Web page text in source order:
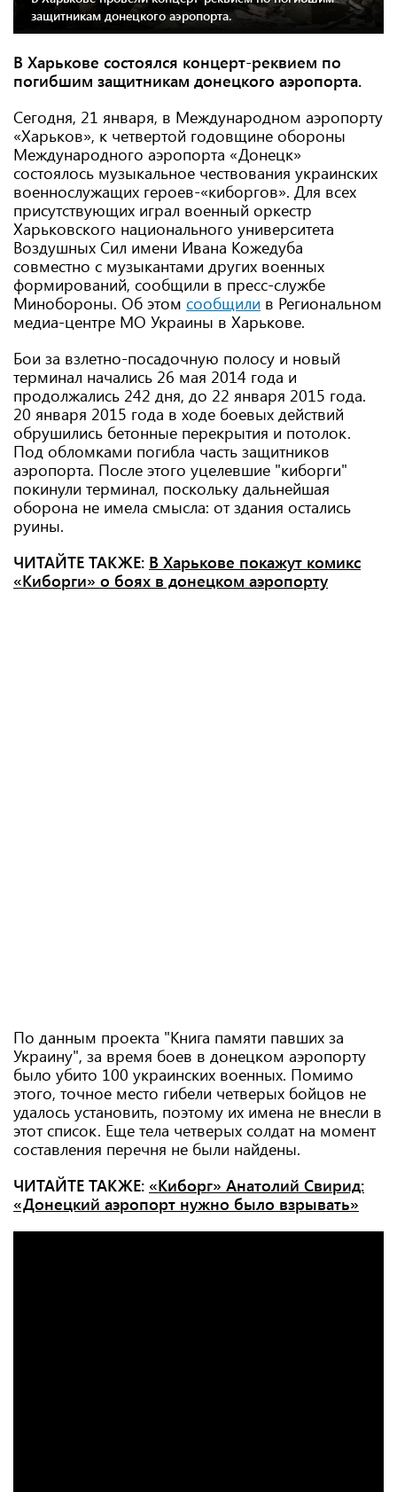
защитникам донецкого аэропорта.
В Харькове состоялся концерт-реквием по
погибшим защитникам донецкого аэропорта.
Сегодня, 21 января, в Международном аэропорту
«Харьков», к четвертой годовщине обороны
Международного аэропорта «Донецк»
состоялось музыкальное чествования украинских
военнослужащих героев-«киборгов». Для всех
присутствующих играл военный оркестр
Харьковского национального университета
Воздушных Сил имени Ивана Кожедуба
совместно с музыкантами других военных
формирований, сообщили в пресс-службе
Минобороны. Об этом сообщили в Региональном
медиа-центре МО Украины в Харькове.
Бои за взлетно-посадочную полосу и новый
терминал начались 26 мая 2014 года и
продолжались 242 дня, до 22 января 2015 года.
20 января 2015 года в ходе боевых действий
обрушились бетонные перекрытия и потолок.
Под обломками погибла часть защитников
аэропорта. После этого уцелевшие "киборги"
покинули терминал, поскольку дальнейшая
оборона не имела смысла: от здания остались
руины.
ЧИТАЙТЕ ТАКЖЕ: В Харькове покажут комикс
«Киборги» о боях в донецком аэропорту
По данным проекта "Книга памяти павших за
Украину", за время боев в донецком аэропорту
было убито 100 украинских военных. Помимо
этого, точное место гибели четверых бойцов не
удалось установить, поэтому их имена не внесли в
этот список. Еще тела четверых солдат на момент
составления перечня не были найдены.
ЧИТАЙТЕ ТАКЖЕ: «Киборг» Анатолий Свирид:
«Донецкий аэропорт нужно было взрывать»